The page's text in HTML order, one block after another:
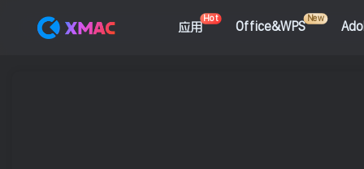
应用
Hot
Office&WPS
New